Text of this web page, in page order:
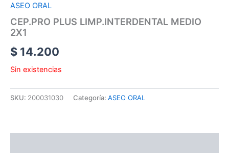
ASEO ORAL
CEP.PRO PLUS LIMP.INTERDENTAL MEDIO
2X1
$ 14.200
Sin existencias
SKU: 200031030 Categoría: ASEO ORAL